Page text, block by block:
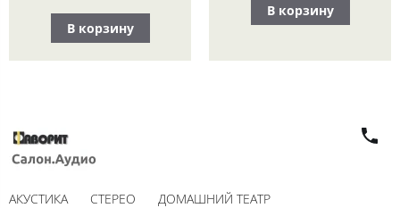
В корзину
В корзину
АКУСТИКА СТЕРЕО
ДОМАШНИЙ ТЕАТР